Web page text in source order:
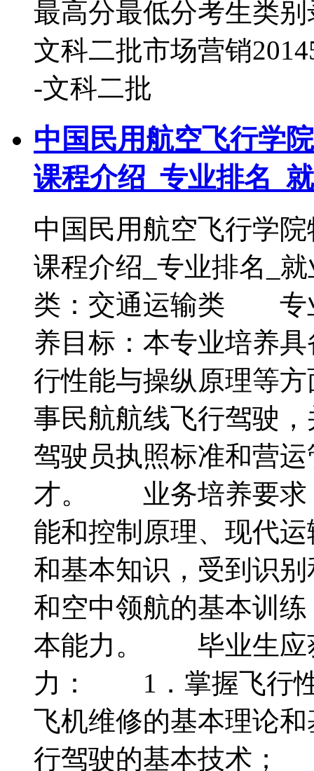
最高分最低分考生类
文科二批市场营销
-文科二批
中国民用航空飞行学
课程介绍_专业排名_
中国民用航空飞行学
课程介绍_专业排
类：交通运输类 专
养目标：本专业培养
行性能与操纵原理等
事民航航线飞行驾驶
驾驶员执照标准和营
才。 业务培养要求
能和控制原理、现代
和基本知识，受到识
和空中领航的基本训
本能力。 毕业生应
力： 1．掌握飞行性
飞机维修的基本理论
行驾驶的基本技术；